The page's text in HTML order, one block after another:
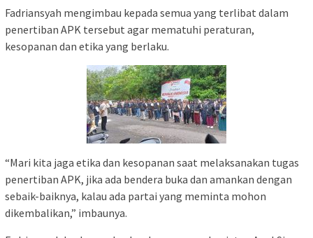
Fadriansyah mengimbau kepada semua yang terlibat dalam
penertiban APK tersebut agar mematuhi peraturan,
kesopanan dan etika yang berlaku.
“Mari kita jaga etika dan kesopanan saat melaksanakan tugas
penertiban APK, jika ada bendera buka dan amankan dengan
sebaik-baiknya, kalau ada partai yang meminta mohon
dikembalikan,” imbaunya.